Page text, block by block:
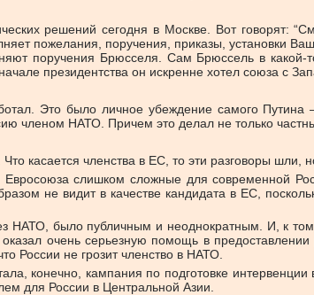
решений сегодня в Москве. Вот говорят:
пожелания, поручения, приказы, установки
поручения Брюсселя. Сам Брюссель в какой-
президентства он искренне хотел союза с
Это было личное убеждение самого
членом НАТО. Причем это делал не только
касается членства в ЕС, то эти разговоры шли,
слишком сложные для современной
не видит в качестве кандидата в ЕС,
НАТО, было публичным и неоднократным. И, к
очень серьезную помощь в предоставлении
России не грозит членство в НАТО.
конечно, кампания по подготовке
для России в Центральной Азии.